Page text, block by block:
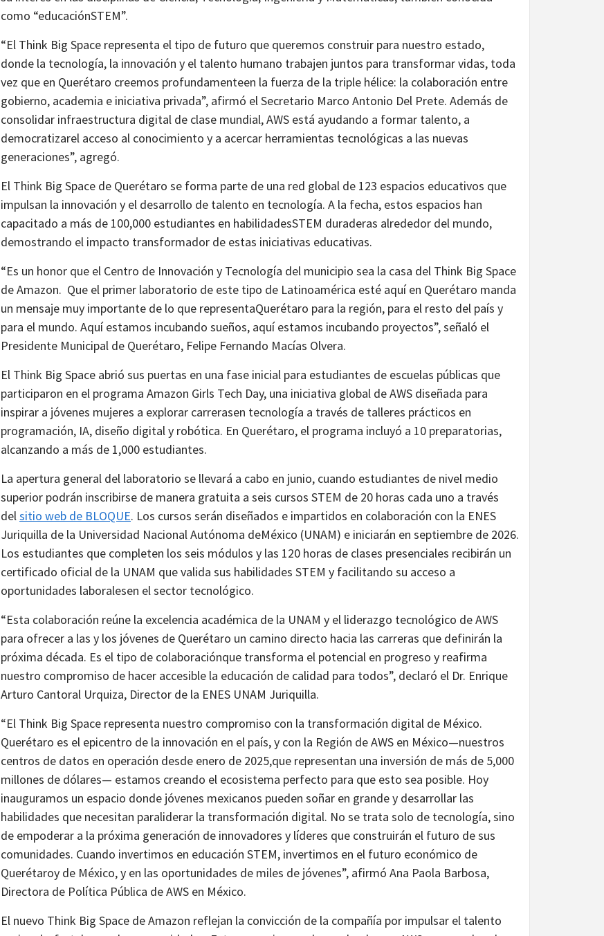
como “educaciónSTEM”.
“El Think Big Space representa el tipo de futuro que queremos construir para nuestro estado,
donde la tecnología, la innovación y el talento humano trabajen juntos para transformar vidas, toda
vez que en Querétaro creemos profundamenteen la fuerza de la triple hélice: la colaboración entre
gobierno, academia e iniciativa privada”, afirmó el Secretario Marco Antonio Del Prete. Además de
consolidar infraestructura digital de clase mundial, AWS está ayudando a formar talento, a
democratizarel acceso al conocimiento y a acercar herramientas tecnológicas a las nuevas
generaciones”, agregó.
El Think Big Space de Querétaro se forma parte de una red global de 123 espacios educativos que
impulsan la innovación y el desarrollo de talento en tecnología. A la fecha, estos espacios han
capacitado a más de 100,000 estudiantes en habilidadesSTEM duraderas alrededor del mundo,
demostrando el impacto transformador de estas iniciativas educativas.
“Es un honor que el Centro de Innovación y Tecnología del municipio sea la casa del Think Big Space
de Amazon. Que el primer laboratorio de este tipo de Latinoamérica esté aquí en Querétaro manda
un mensaje muy importante de lo que representaQuerétaro para la región, para el resto del país y
para el mundo. Aquí estamos incubando sueños, aquí estamos incubando proyectos”, señaló el
Presidente Municipal de Querétaro, Felipe Fernando Macías Olvera.
El Think Big Space abrió sus puertas en una fase inicial para estudiantes de escuelas públicas que
participaron en el programa Amazon Girls Tech Day, una iniciativa global de AWS diseñada para
inspirar a jóvenes mujeres a explorar carrerasen tecnología a través de talleres prácticos en
programación, IA, diseño digital y robótica. En Querétaro, el programa incluyó a 10 preparatorias,
alcanzando a más de 1,000 estudiantes.
La apertura general del laboratorio se llevará a cabo en junio, cuando estudiantes de nivel medio
superior podrán inscribirse de manera gratuita a seis cursos STEM de 20 horas cada uno a través
delsitio web de BLOQUE. Los cursos serán diseñados e impartidos en colaboración con la ENES
Juriquilla de la Universidad Nacional Autónoma deMéxico (UNAM) e iniciarán en septiembre de 2026.
Los estudiantes que completen los seis módulos y las 120 horas de clases presenciales recibirán un
certificado oficial de la UNAM que valida sus habilidades STEM y facilitando su acceso a
oportunidades laboralesen el sector tecnológico.
“Esta colaboración reúne la excelencia académica de la UNAM y el liderazgo tecnológico de AWS
para ofrecer a las y los jóvenes de Querétaro un camino directo hacia las carreras que definirán la
próxima década. Es el tipo de colaboraciónque transforma el potencial en progreso y reafirma
nuestro compromiso de hacer accesible la educación de calidad para todos”, declaró el Dr. Enrique
Arturo Cantoral Urquiza, Director de la ENES UNAM Juriquilla.
“El Think Big Space representa nuestro compromiso con la transformación digital de México.
Querétaro es el epicentro de la innovación en el país, y con la Región de AWS en México—nuestros
centros de datos en operación desde enero de 2025,que representan una inversión de más de 5,000
millones de dólares— estamos creando el ecosistema perfecto para que esto sea posible. Hoy
inauguramos un espacio donde jóvenes mexicanos pueden soñar en grande y desarrollar las
habilidades que necesitan paraliderar la transformación digital. No se trata solo de tecnología, sino
de empoderar a la próxima generación de innovadores y líderes que construirán el futuro de sus
comunidades. Cuando invertimos en educación STEM, invertimos en el futuro económico de
Querétaroy de México, y en las oportunidades de miles de jóvenes”, afirmó Ana Paola Barbosa,
Directora de Política Pública de AWS en México.
El nuevo Think Big Space de Amazon reflejan la convicción de la compañía por impulsar el talento